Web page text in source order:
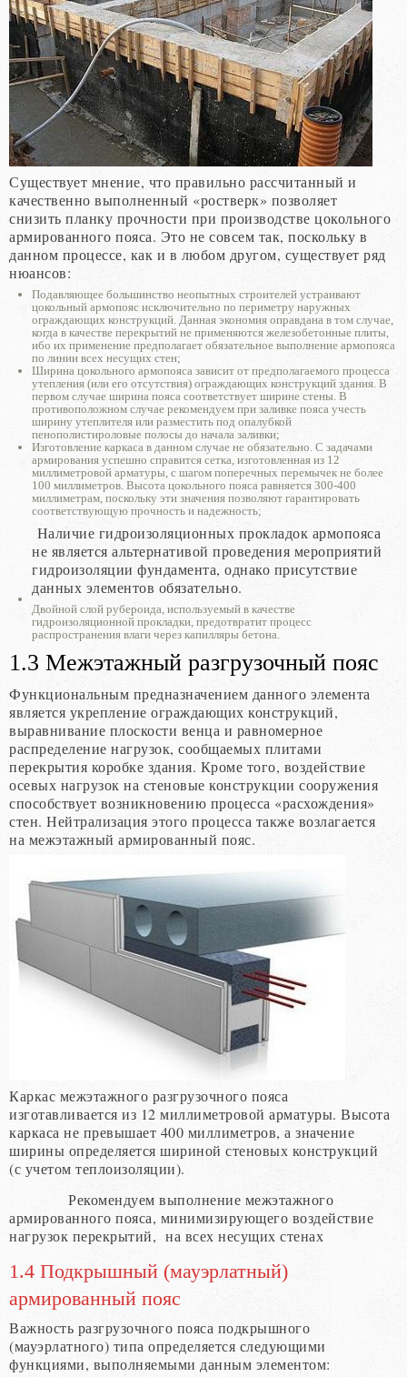
Существует мнение, что правильно рассчитанный и
качественно выполненный «ростверк» позволяет
снизить планку прочности при производстве цокольного
армированного пояса. Это не совсем так, поскольку в
данном процессе, как и в любом другом, существует ряд
нюансов:
Подавляющее большинство неопытных строителей устраивают
цокольный армопояс исключительно по периметру наружных
ограждающих конструкций. Данная экономия оправдана в том случае,
когда в качестве перекрытий не применяются железобетонные плиты,
ибо их применение предполагает обязательное выполнение армопояса
по линии всех несущих стен;
Ширина цокольного армопояса зависит от предполагаемого процесса
утепления (или его отсутствия) ограждающих конструкций здания. В
первом случае ширина пояса соответствует ширине стены. В
противоположном случае рекомендуем при заливке пояса учесть
ширину утеплителя или разместить под опалубкой
пенополистироловые полосы до начала заливки;
Изготовление каркаса в данном случае не обязательно. С задачами
армирования успешно справится сетка, изготовленная из 12
миллиметровой арматуры, с шагом поперечных перемычек не более
100 миллиметров. Высота цокольного пояса равняется 300-400
миллиметрам, поскольку эти значения позволяют гарантировать
соответствующую прочность и надежность;
Наличие гидроизоляционных прокладок армопояса
не является альтернативой проведения мероприятий
гидроизоляции фундамента, однако присутствие
данных элементов обязательно.
Двойной слой рубероида, используемый в качестве
гидроизоляционной прокладки, предотвратит процесс
распространения влаги через капилляры бетона.
1.3 Межэтажный разгрузочный пояс
Функциональным предназначением данного элемента
является укрепление ограждающих конструкций,
выравнивание плоскости венца и равномерное
распределение нагрузок, сообщаемых плитами
перекрытия коробке здания. Кроме того, воздействие
осевых нагрузок на стеновые конструкции сооружения
способствует возникновению процесса «расхождения»
стен. Нейтрализация этого процесса также возлагается
на межэтажный армированный пояс.
Каркас межэтажного разгрузочного пояса
изготавливается из 12 миллиметровой арматуры. Высота
каркаса не превышает 400 миллиметров, а значение
ширины определяется шириной стеновых конструкций
(с учетом теплоизоляции).
Рекомендуем выполнение межэтажного
армированного пояса, минимизирующего воздействие
нагрузок перекрытий, на всех несущих стенах
1.4 Подкрышный (мауэрлатный)
армированный пояс
Важность разгрузочного пояса подкрышного
(мауэрлатного) типа определяется следующими
функциями, выполняемыми данным элементом: